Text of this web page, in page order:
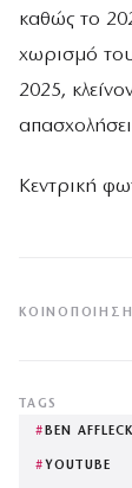
καθώς το
χωρισμό
2025,
Κεντρική
ΚΟΙΝΟΠΟΊΗΣΗ
TAGS
# BEN AFFLECK
# YOUTUBE